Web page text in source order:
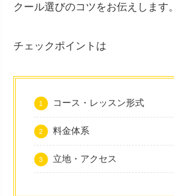
クール選びのコツをお伝えします。
チェックポイントは
コース・レッスン形式
料金体系
立地・アクセス